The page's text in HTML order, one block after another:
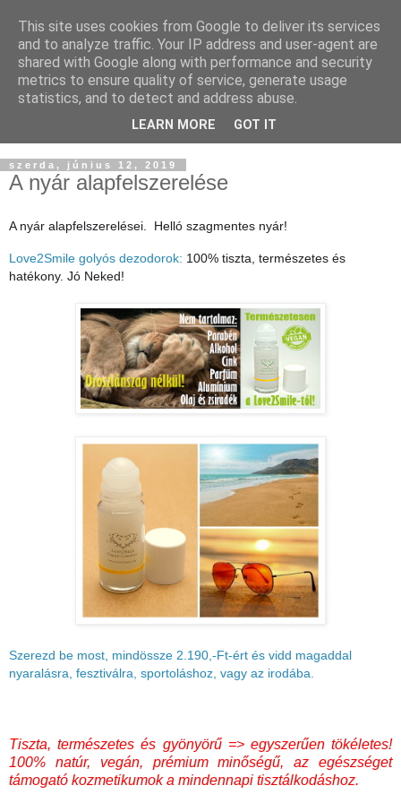
szerda, június 12, 2019
A nyár alapfelszerelése
A nyár alapfelszerelései. Helló szagmentes nyár!
Love2Smile golyós dezodorok: 100% tiszta, természetes és
hatékony. Jó Neked!
Szerezd be most, mindössze 2.190,-Ft-ért és vidd magaddal
nyaralásra, fesztiválra, sportoláshoz, vagy az irodába.
Tiszta, természetes és gyönyörű => egyszerűen tökéletes!
100% natúr, vegán, prémium minőségű, az egészséget
támogató kozmetikumok a mindennapi tisztálkodáshoz.
This site uses cookies from Google to deliver its services
and to analyze traffic. Your IP address and user-agent are
shared with Google along with performance and security
metrics to ensure quality of service, generate usage
statistics, and to detect and address abuse.
LEARN MORE GOT IT